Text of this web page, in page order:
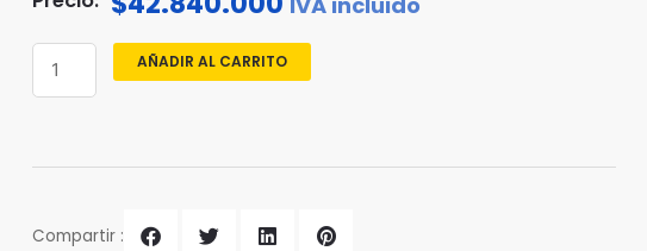
Horno
combinado
plus
ELÉCTRICO
AÑADIR AL CARRITO
Compartir :